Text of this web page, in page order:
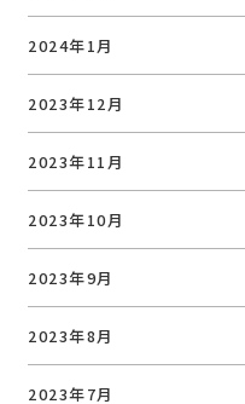
2024年1月
2023年12月
2023年11月
2023年10月
2023年9月
2023年8月
2023年7月